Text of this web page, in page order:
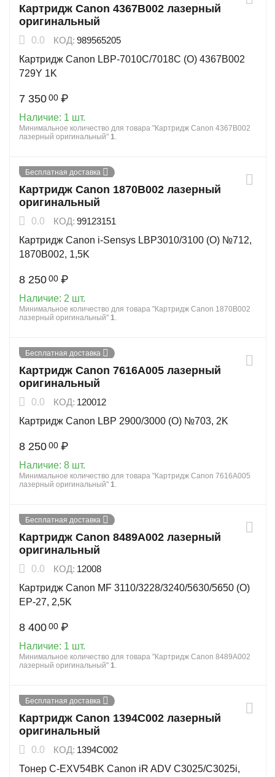
Картридж Canon 4367B002 лазерный
оригинальный
0.0 КОД: 989565205
Картридж Canon LBP-7010C/7018C (O) 4367B002
729Y 1K
7 350 00 ₽
Наличие: 1 шт.
Минимальное количество для товара "Картридж Canon 4367B002
лазерный оригинальный" 1.
Бесплатная доставка
Картридж Canon 1870B002 лазерный
оригинальный
0.0 КОД: 99123151
Картридж Canon i-Sensys LBP3010/3100 (O) №712,
1870B002, 1,5K
8 250 00 ₽
Наличие: 2 шт.
Минимальное количество для товара "Картридж Canon 1870B002
лазерный оригинальный" 1.
Бесплатная доставка
Картридж Canon 7616A005 лазерный
оригинальный
0.0 КОД: 120012
Картридж Canon LBP 2900/3000 (O) №703, 2K
8 250 00 ₽
Наличие: 8 шт.
Минимальное количество для товара "Картридж Canon 7616A005
лазерный оригинальный" 1.
Бесплатная доставка
Картридж Canon 8489A002 лазерный
оригинальный
0.0 КОД: 12008
Картридж Canon MF 3110/3228/3240/5630/5650 (O)
EP-27, 2,5K
8 400 00 ₽
Наличие: 1 шт.
Минимальное количество для товара "Картридж Canon 8489A002
лазерный оригинальный" 1.
Бесплатная доставка
Картридж Canon 1394C002 лазерный
оригинальный
0.0 КОД: 1394C002
Тонер C-EXV54BK Canon iR ADV C3025/C3025i,